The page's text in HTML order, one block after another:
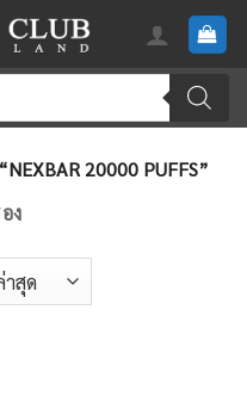
20000 PUFFS”
ง